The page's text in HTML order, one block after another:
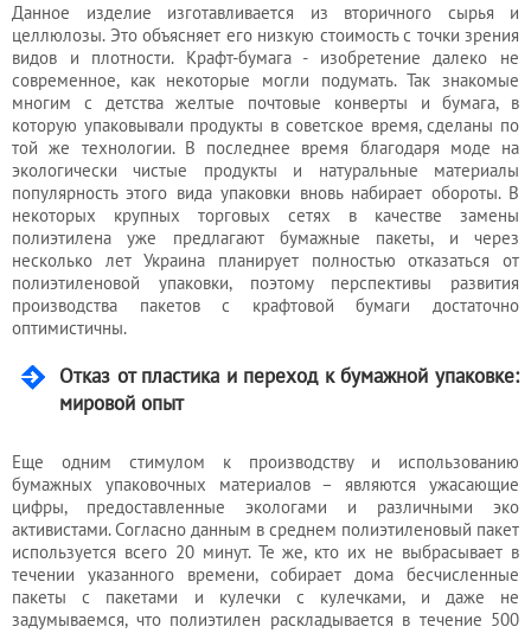
Данное изделие изготавливается из вторичного сырья и
целлюлозы. Это объясняет его низкую стоимость с точки зрения
видов и плотности. Крафт-бумага - изобретение далеко не
современное, как некоторые могли подумать. Так знакомые
многим с детства желтые почтовые конверты и бумага, в
которую упаковывали продукты в советское время, сделаны по
той же технологии. В последнее время благодаря моде на
экологически чистые продукты и натуральные материалы
популярность этого вида упаковки вновь набирает обороты. В
некоторых крупных торговых сетях в качестве замены
полиэтилена уже предлагают бумажные пакеты, и через
несколько лет Украина планирует полностью отказаться от
полиэтиленовой упаковки, поэтому перспективы развития
производства пакетов с крафтовой бумаги достаточно
оптимистичны.
Отказ от пластика и переход к бумажной упаковке:
мировой опыт
Еще одним стимулом к производству и использованию
бумажных упаковочных материалов – являются ужасающие
цифры, предоставленные экологами и различными эко
активистами. Согласно данным в среднем полиэтиленовый пакет
используется всего 20 минут. Те же, кто их не выбрасывает в
течении указанного времени, собирает дома бесчисленные
пакеты с пакетами и кулечки с кулечками, и даже не
задумываемся, что полиэтилен раскладывается в течение 500
аутсорсинг
Лицензии
и
разрешения